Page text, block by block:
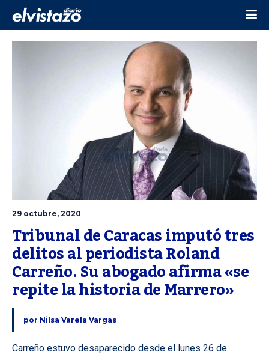
29 octubre, 2020
Tribunal de Caracas imputó tres
delitos al periodista Roland
Carreño. Su abogado afirma «se
repite la historia de Marrero»
por Nilsa Varela Vargas
Carreño estuvo desaparecido desde el lunes 26 de